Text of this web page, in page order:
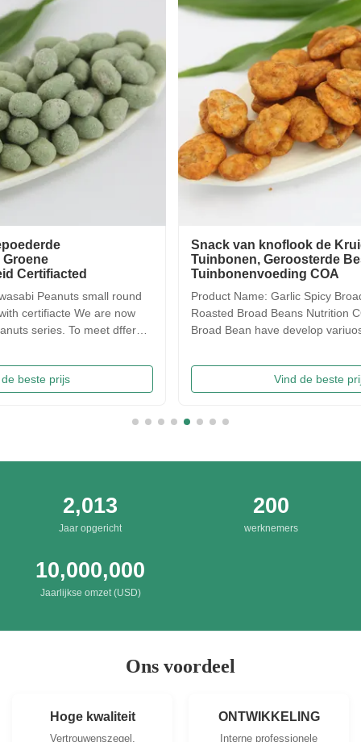
Snack van knoflook de Kruidige
Tuinbonen, Geroosterde Beschikbare
Tuinbonenvoeding COA
Product Name: Garlic Spicy Broad Beans Snack ,
Roasted Broad Beans Nutrition COA Avaliable Our
Broad Bean have develop variuos different flavors
research department, we frist created braod bean
chips in China. Introducing precise frying ...
2,013
Jaar opgericht
200
werknemers
10,000,000
Jaarlijkse omzet (USD)
Ons voordeel
Hoge kwaliteit
Vertrouwenszegel,
ONTWIKKELING
Interne professionele